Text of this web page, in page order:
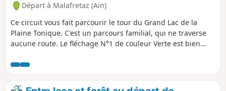
Départ à Malafretaz (Ain)
Ce circuit vous fait parcourir le tour du Grand Lac de la
Plaine Tonique. C'est un parcours familial, qui ne traverse
aucune route. Le fléchage N°1 de couleur Verte est bien